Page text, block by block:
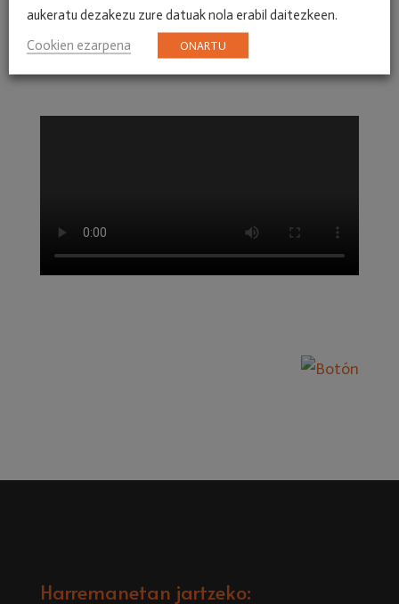
Harremanetan jartzeko:
aukeratu dezakezu zure datuak nola erabil daitezkeen.
Cookien ezarpena
ONARTU